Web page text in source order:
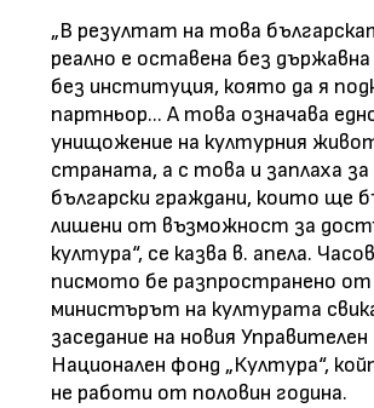
„В резултат на това
реално е оставена без
без институция, която да я
партньор... А това означава
унищожение на културния
страната, а с това и заплаха за
български граждани, които ще
лишени от възможност за
култура“, се казва в. апела.
писмото бе разпространено
министърът на културата
заседание на новия
Национален фонд „Култура“,
не работи от половин година.